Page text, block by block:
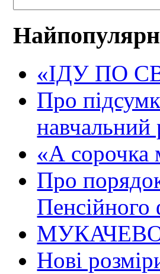
«ІДУ ПО
Про
навчальний
«А сорочка
Про
Нові